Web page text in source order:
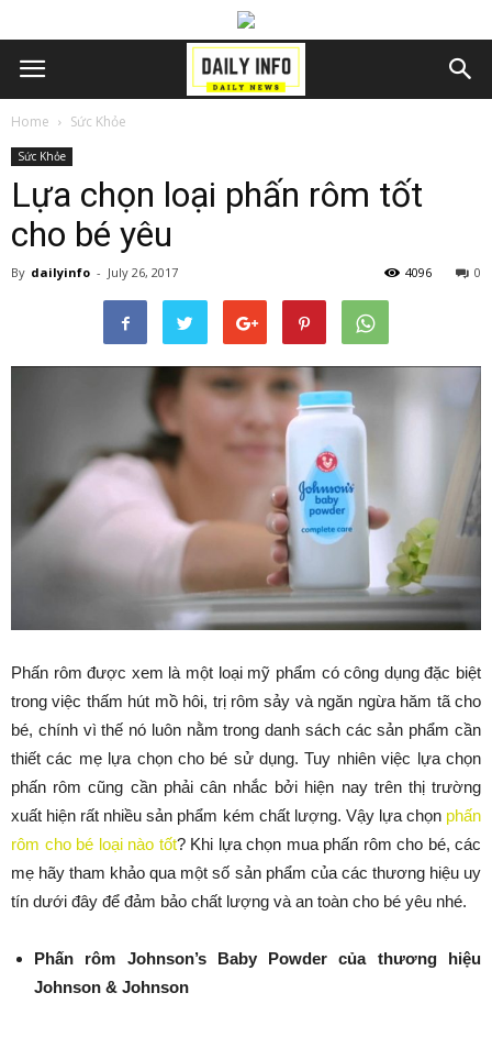
Home Sức Khỏe
Sức Khỏe
Lựa chọn loại phấn rôm tốt
cho bé yêu
By dailyinfo - July 26, 2017 0
4096
Phấn rôm được xem là một loại mỹ phẩm có công dụng đặc biệt
trong việc thấm hút mồ hôi, trị rôm sảy và ngăn ngừa hăm tã cho
bé, chính vì thế nó luôn nằm trong danh sách các sản phẩm cần
thiết các mẹ lựa chọn cho bé sử dụng. Tuy nhiên việc lựa chọn
phấn rôm cũng cần phải cân nhắc bởi hiện nay trên thị trường
xuất hiện rất nhiều sản phẩm kém chất lượng. Vậy lựa chọn phấn
rôm cho bé loại nào tốt? Khi lựa chọn mua phấn rôm cho bé, các
mẹ hãy tham khảo qua một số sản phẩm của các thương hiệu uy
tín dưới đây để đảm bảo chất lượng và an toàn cho bé yêu nhé.
Phấn rôm Johnson’s Baby Powder của thương hiệu
Johnson & Johnson